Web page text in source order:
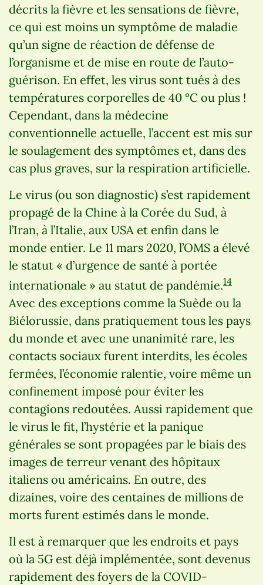
décrits la fièvre et les sensations de fièvre,
ce qui est moins un symptôme de maladie
qu’un signe de réaction de défense de
l’organisme et de mise en route de l’auto-
guérison. En effet, les virus sont tués à des
températures corporelles de 40 °C ou plus !
Cependant, dans la médecine
conventionnelle actuelle, l’accent est mis sur
le soulagement des symptômes et, dans des
cas plus graves, sur la respiration artificielle.
Le virus (ou son diagnostic) s’est rapidement
propagé de la Chine à la Corée du Sud, à
l’Iran, à l’Italie, aux USA et enfin dans le
monde entier. Le 11 mars 2020, l’OMS a élevé
le statut « d’urgence de santé à portée
internationale » au statut de pandémie.14
Avec des exceptions comme la Suède ou la
Biélorussie, dans pratiquement tous les pays
du monde et avec une unanimité rare, les
contacts sociaux furent interdits, les écoles
fermées, l’économie ralentie, voire même un
confinement imposé pour éviter les
contagions redoutées. Aussi rapidement que
le virus le fit, l’hystérie et la panique
générales se sont propagées par le biais des
images de terreur venant des hôpitaux
italiens ou américains. En outre, des
dizaines, voire des centaines de millions de
morts furent estimés dans le monde.
Il est à remarquer que les endroits et pays
où la 5G est déjà implémentée, sont devenus
rapidement des foyers de la COVID-